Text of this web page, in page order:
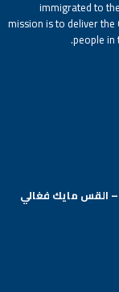
immigrated to
mission is to deliver
people in